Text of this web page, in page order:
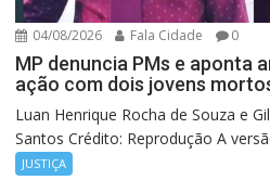
04/08/2026 Fala Cidade 0
MP denuncia PMs e aponta
ação com dois jovens
Luan Henrique Rocha de Souza e
Santos Crédito: Reprodução A
JUSTIÇA